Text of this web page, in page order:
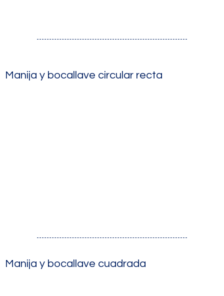
Manija y bocallave circular recta
Manija y bocallave cuadrada